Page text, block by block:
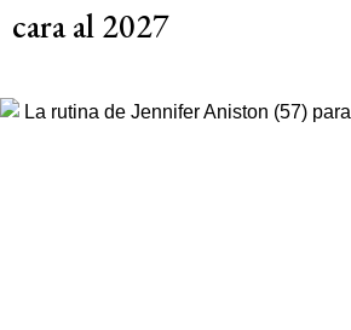
cara al 2027